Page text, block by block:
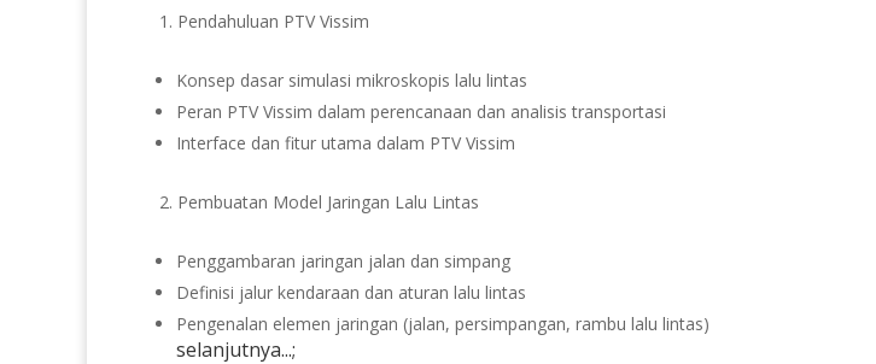
Pendahuluan PTV Vissim
Konsep dasar simulasi mikroskopis lalu lintas
Peran PTV Vissim dalam perencanaan dan analisis transportasi
Interface dan fitur utama dalam PTV Vissim
Pembuatan Model Jaringan Lalu Lintas
Penggambaran jaringan jalan dan simpang
Definisi jalur kendaraan dan aturan lalu lintas
Pengenalan elemen jaringan (jalan, persimpangan, rambu lalu lintas)
selanjutnya...;